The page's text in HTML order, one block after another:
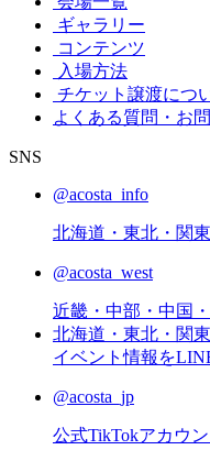
ギャラリー
コンテンツ
入場方法
チケット譲渡につ
よくある質問・お
SNS
@acosta_info
北海道・東北・関
@acosta_west
近畿・中部・中国
北海道・東北・関
イベント情報を
@acosta_jp
公式TikTokアカウン